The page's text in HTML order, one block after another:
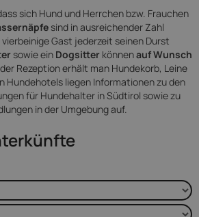
sich Hund und Herrchen bzw. Frauchen
sind in ausreichender Zahl
Gast jederzeit seinen Durst
sowie ein Dogsitter könnenauf Wunsch
Rezeption erhält man Hundekorb, Leine
Hundehotels liegen Informationen zu den
für Hundehalter in Südtirol sowie zu
in der Umgebung auf.